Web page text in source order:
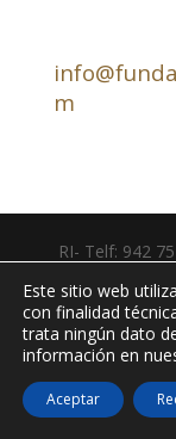
m
RI- Telf: 942
Este sitio web
con finalidad
trata ningún dato
información en
Aceptar